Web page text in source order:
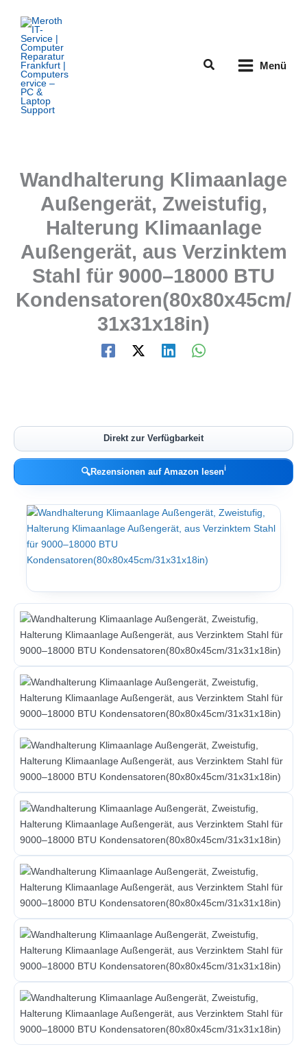
Inhalt
springen
Suchen Menü
Wandhalterung Klimaanlage
Außengerät, Zweistufig,
Halterung Klimaanlage
Außengerät, aus Verzinktem
Stahl für 9000–18000 BTU
Kondensatoren(80x80x45cm/
31x31x18in)
Direkt zur Verfügbarkeit
🔍Rezensionen auf Amazon lesenℹ︎